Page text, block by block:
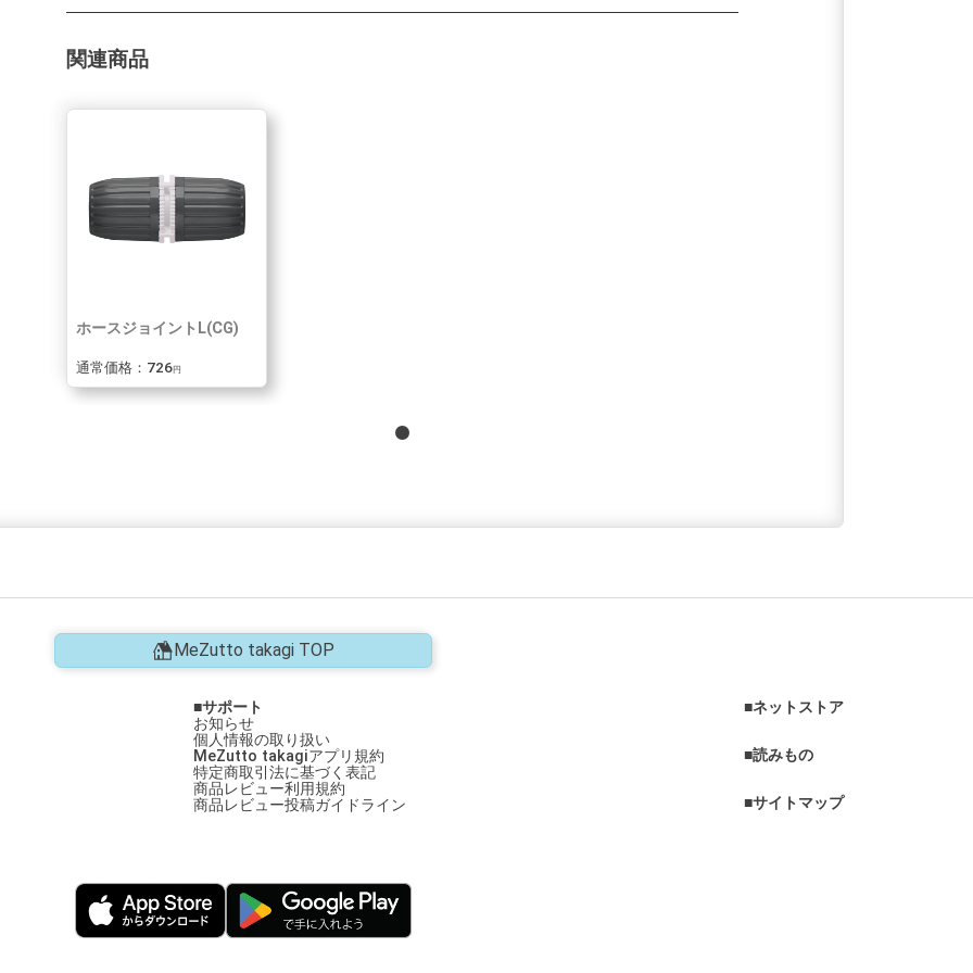
関連商品
ホースジョイントL(CG)
通常価格：726円
MeZutto takagi TOP
サポート
お知らせ
個人情報の取り扱い
MeZutto takagiアプリ規約
特定商取引法に基づく表記
商品レビュー利用規約
商品レビュー投稿ガイドライン
ネットストア
読みもの
サイトマップ